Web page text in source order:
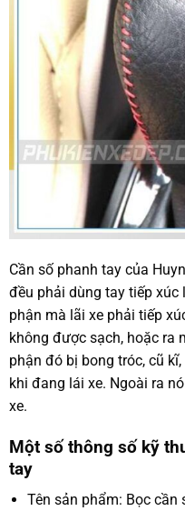
Cần số phanh tay của
đều phải dùng tay tiếp
phận mà lãi xe phải tiếp
không được sạch, hoặc ra
phận đó bị bong tróc, cũ
khi đang lái xe. Ngoài ra
xe.
Một số thông số kỹ
tay
Tên sản phẩm: Bọc cần